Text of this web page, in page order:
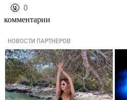
️🤬 0
комментарии